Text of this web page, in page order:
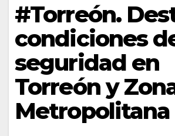
#Torreón.
condiciones
seguridad en
Torreón y
Metropolitana